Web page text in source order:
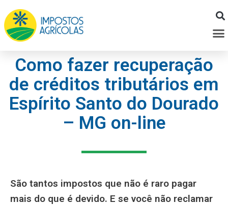
para
Como fazer recuperação
de créditos tributários em
Espírito Santo do Dourado
– MG on-line
São tantos impostos que não é raro pagar
mais do que é devido. E se você não reclamar